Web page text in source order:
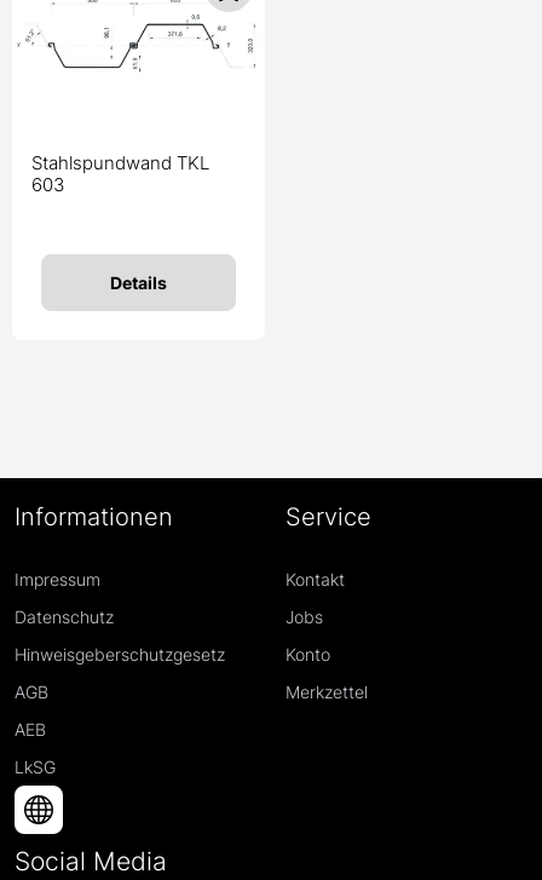
Stahlspundwand TKL
603
Details
Informationen
Impressum
Datenschutz
Hinweisgeberschutzgesetz
AGB
AEB
LkSG
Service
Kontakt
Jobs
Konto
Merkzettel
Social Media